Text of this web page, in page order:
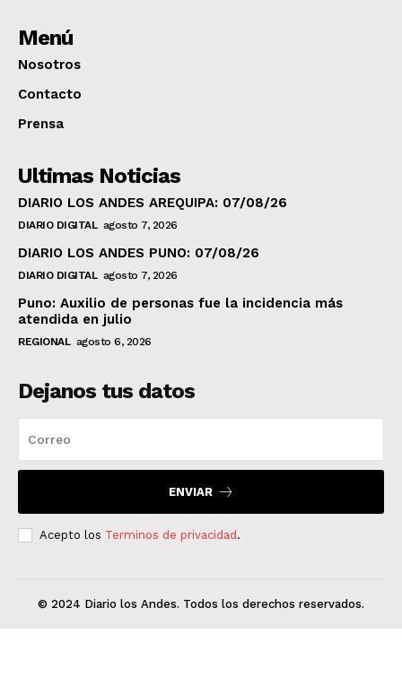
Menú
Nosotros
Contacto
Prensa
Ultimas Noticias
DIARIO LOS ANDES AREQUIPA: 07/08/26
DIARIO DIGITAL agosto 7, 2026
DIARIO LOS ANDES PUNO: 07/08/26
DIARIO DIGITAL agosto 7, 2026
Puno: Auxilio de personas fue la incidencia más
atendida en julio
REGIONAL agosto 6, 2026
Dejanos tus datos
ENVIAR
Acepto los Terminos de privacidad.
© 2024 Diario los Andes. Todos los derechos reservados.